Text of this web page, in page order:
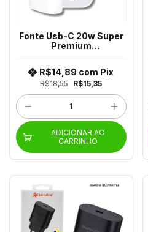
Fonte Usb-C 20w Super
Premium
R$18,55 R$15,35
R$14,89 com Pix
ADICIONAR AO
CARRINHO